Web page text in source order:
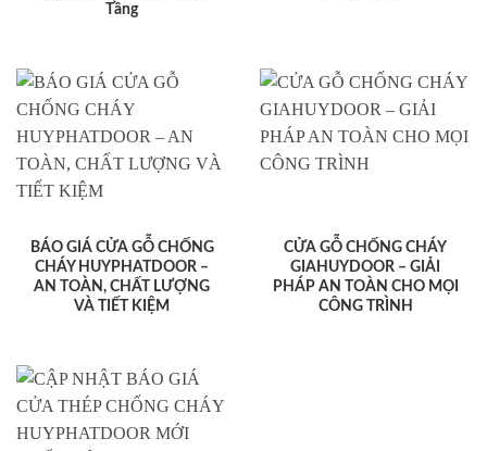
Tầng
BÁO GIÁ CỬA GỖ CHỐNG
CHÁY HUYPHATDOOR –
AN TOÀN, CHẤT LƯỢNG
VÀ TIẾT KIỆM
CỬA GỖ CHỐNG CHÁY
GIAHUYDOOR – GIẢI
PHÁP AN TOÀN CHO MỌI
CÔNG TRÌNH